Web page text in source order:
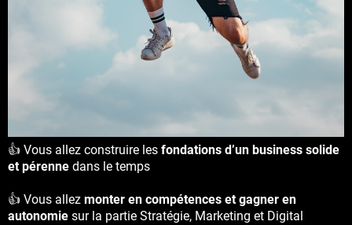
👍 Vous allez construire les fondations d’un business solide
et pérenne dans le temps
👍 Vous allez monter en compétences et gagner en
autonomie sur la partie Stratégie, Marketing et Digital